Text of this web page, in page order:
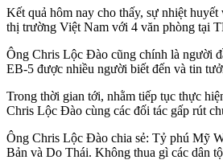
Kết quả hôm nay cho thấy, sự nhiệt
thị trường Việt Nam với 4 văn phòng tại
Ông Chris Lộc Đào cũng chính là người
EB-5 được nhiều người biết đến và tin
Trong thời gian tới, nhằm tiếp tục thực
Chris Lộc Đào cùng các đối tác gấp rút
Ông Chris Lộc Đào chia sẻ: Tỷ phú Mỹ
Bản và Do Thái. Không thua gì các dân